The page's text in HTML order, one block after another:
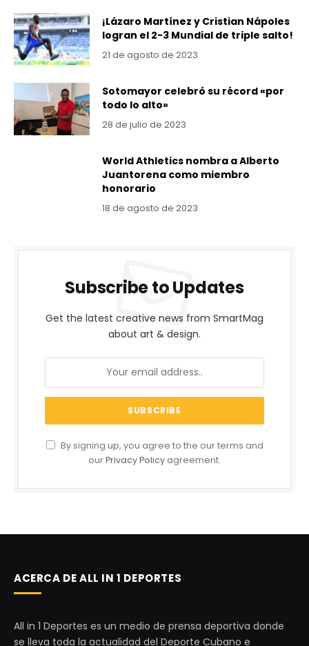
¡Lázaro Martínez y Cristian Nápoles
logran el 2-3 Mundial de triple salto!
21 de agosto de 2023
Sotomayor celebró su récord «por
todo lo alto»
28 de julio de 2023
World Athletics nombra a Alberto
Juantorena como miembro
honorario
18 de agosto de 2023
Subscribe to Updates
Get the latest creative news from SmartMag
about art & design.
By signing up, you agree to the our terms and
ourPrivacy Policy agreement.
ACERCA DE ALL IN 1 DEPORTES
All in 1 Deportes es un medio de prensa deportiva donde
se lleva toda la actualidad del Deporte Cubano e